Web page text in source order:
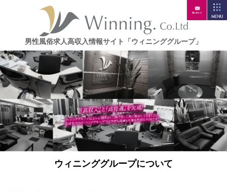
男性風俗求人高収入情報サイト「ウィニンググループ」
ウィニンググループについて